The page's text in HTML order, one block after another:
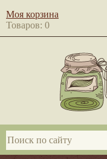
Моя корзина
Товаров: 0